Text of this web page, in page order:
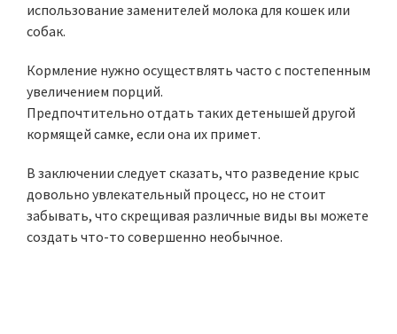
использование заменителей молока для кошек или
собак.
Кормление нужно осуществлять часто с постепенным
увеличением порций.
Предпочтительно отдать таких детенышей другой
кормящей самке, если она их примет.
В заключении следует сказать, что разведение крыс
довольно увлекательный процесс, но не стоит
забывать, что скрещивая различные виды вы можете
создать что-то совершенно необычное.